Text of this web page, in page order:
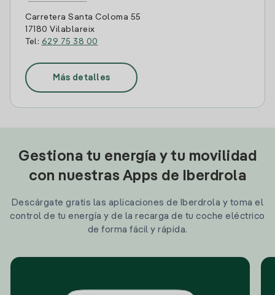
Carretera Santa Coloma 55
17180 Vilablareix
Tel: 629 75 38 00
Más detalles
Gestiona tu energía y tu movilidad
con nuestras Apps de Iberdrola
Descárgate gratis las aplicaciones de Iberdrola y toma el
control de tu energía y de la recarga de tu coche eléctrico
de forma fácil y rápida.